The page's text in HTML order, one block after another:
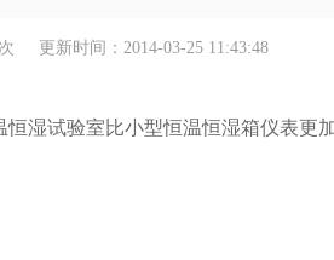
更新时间：2014-03-25 11:43:48
湿试验室比小型恒温恒湿箱仪表更